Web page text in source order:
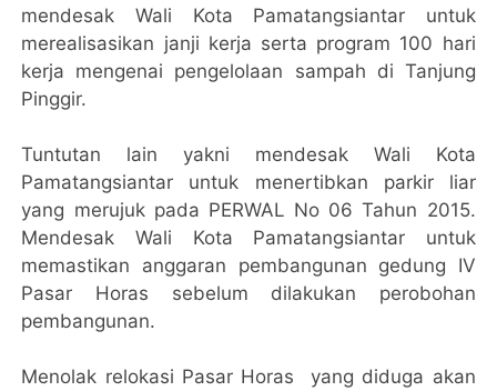
mendesak Wali Kota Pamatangsiantar untuk
merealisasikan janji kerja serta program 100 hari
kerja mengenai pengelolaan sampah di Tanjung
Pinggir.
Tuntutan lain yakni mendesak Wali Kota
Pamatangsiantar untuk menertibkan parkir liar
yang merujuk pada PERWAL No 06 Tahun 2015.
Mendesak Wali Kota Pamatangsiantar untuk
memastikan anggaran pembangunan gedung IV
Pasar Horas sebelum dilakukan perobohan
pembangunan.
Menolak relokasi Pasar Horas yang diduga akan